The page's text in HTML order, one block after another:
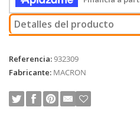
Detalles del producto
Referencia:932309
Fabricante: MACRON